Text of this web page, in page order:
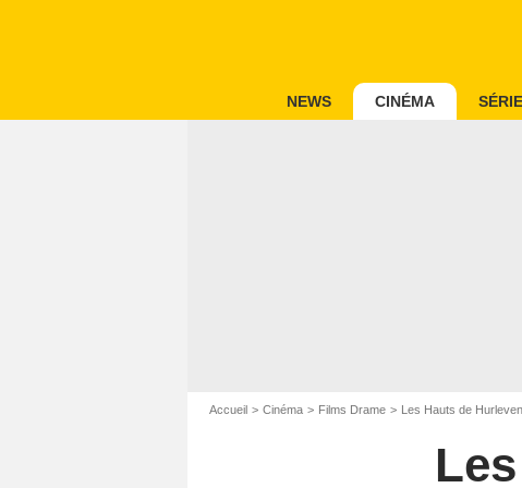
NEWS CINÉMA
Accueil Cinéma Films Drame Les Hauts de